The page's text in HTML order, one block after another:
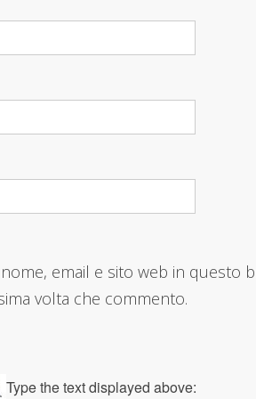
nome, email e sito web in questo
volta che commento.
Type the text displayed above: